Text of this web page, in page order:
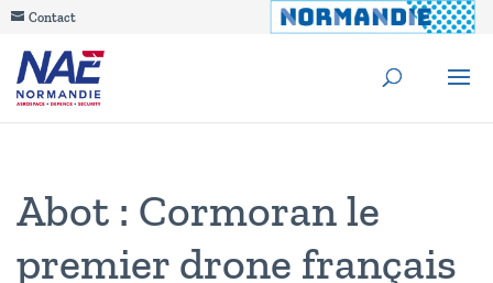
Contact
Abot : Cormoran le
premier drone français